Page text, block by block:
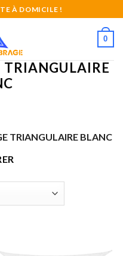
À DOMICILE !
0
TRIANGULAIRE BLANC